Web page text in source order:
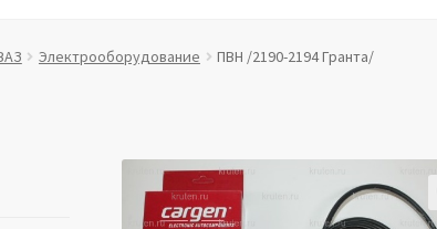
Политика в отношении обработки
Электрооборудование ПВН /2190-2194 Гранта/